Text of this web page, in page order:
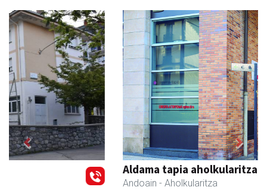
Aldama tapia aholkularitza
- Aholkularitza
Previous Next